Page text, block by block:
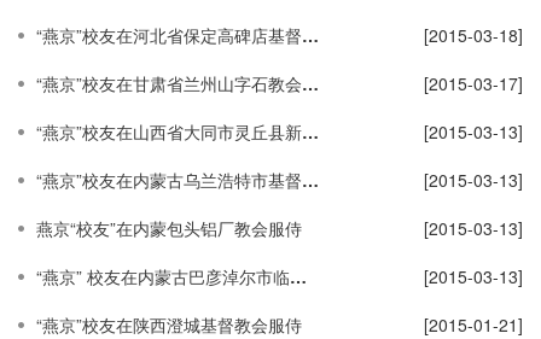
“燕京”校友在河北省保定高碑店基督教会服侍
[2015-03-18]
“燕京”校友在甘肃省兰州山字石教会服侍
[2015-03-17]
“燕京”校友在山西省大同市灵丘县新村教会服侍
[2015-03-13]
“燕京”校友在内蒙古乌兰浩特市基督教会服侍
[2015-03-13]
燕京“校友”在内蒙包头铝厂教会服侍
[2015-03-13]
“燕京” 校友在内蒙古巴彦淖尔市临河区基督教良友堂服侍
[2015-03-13]
“燕京”校友在陕西澄城基督教会服侍
[2015-01-21]